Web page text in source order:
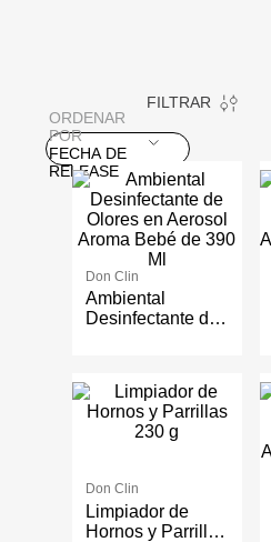
FILTRAR
ORDENAR
POR
FECHA DE
RELEASE
Don Clin
Ambiental
Desinfectante de
Don Clin
Limpiador de
Hornos y Parrillas